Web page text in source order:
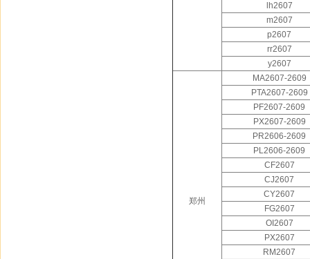
lh2607
m2607
p2607
rr2607
y2607
郑州
MA2607-2609
PTA2607-2609
PF2607-2609
PX2607-2609
PR2606-2609
PL2606-2609
CF2607
CJ2607
CY2607
FG2607
OI2607
PX2607
RM2607